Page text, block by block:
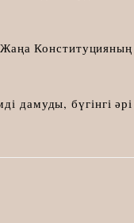
дамуды, бүгінгі